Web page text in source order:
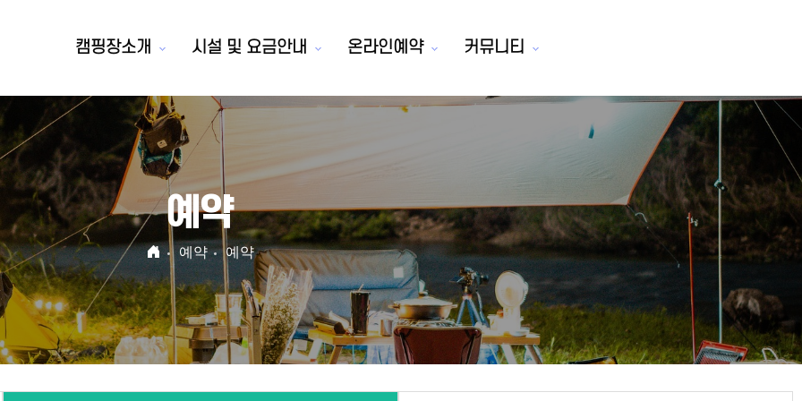
캠핑장소개 시설 및 요금안내 온라인예약 커뮤니티
예약
예약 예약